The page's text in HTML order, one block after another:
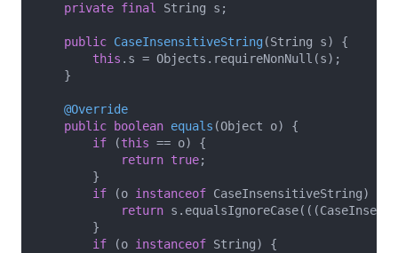
private final String s;
public CaseInsensitiveString (String s)
{
this .s = Objects.requireNonNull(s);
    }
@Override
public
boolean equals (Object o)
{
if (this == o) {
return true;
        }
if (o instanceof CaseInsensitiveString) {
return
        }
if (o instanceof String) {